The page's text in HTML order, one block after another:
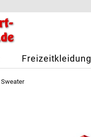
Freizeitkleidung
Sweater